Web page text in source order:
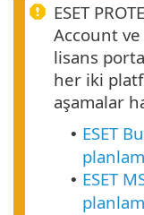
ESET
Account ve
lisans
her iki
aşamalar
• ESET
• ESET